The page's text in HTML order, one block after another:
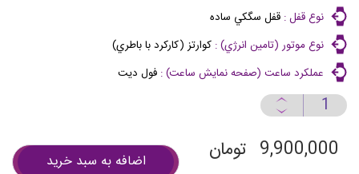
نوع قفل : قفل سگكي ساده
نوع موتور (تامين انرژي) : كوارتز (كاركرد با باطري)
عملكرد ساعت (صفحه نمايش ساعت) : فول ديت
9,900,000 تومان اضافه به سبد خرید